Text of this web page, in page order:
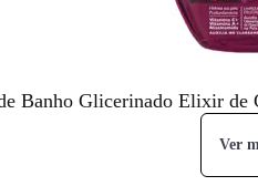
Banho Glicerinado Elixir de
Ver